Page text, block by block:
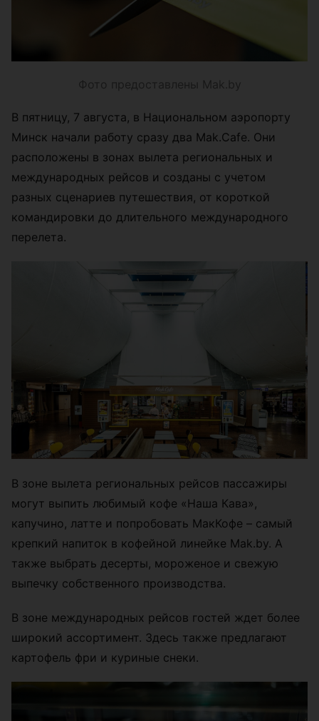
Фото предоставлены Mak.by
В пятницу, 7 августа, в Национальном аэропорту
Минск начали работу сразу два Mak.Cafe. Они
расположены в зонах вылета региональных и
международных рейсов и созданы с учетом
разных сценариев путешествия, от короткой
командировки до длительного международного
перелета.
В зоне вылета региональных рейсов пассажиры
могут выпить любимый кофе «Наша Кава»,
капучино, латте и попробовать МакКофе – самый
крепкий напиток в кофейной линейке Mak.by. А
также выбрать десерты, мороженое и свежую
выпечку собственного производства.
В зоне международных рейсов гостей ждет более
широкий ассортимент. Здесь также предлагают
картофель фри и куриные снеки.